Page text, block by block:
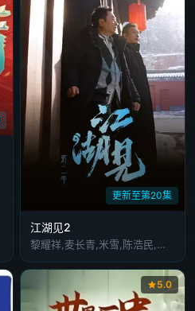
更新至第20集
江湖见2
黎耀祥,麦长青,米雪,陈浩民,樊少皇,吕颂贤
5.0